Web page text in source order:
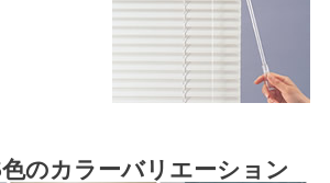
のカラーバリエーション